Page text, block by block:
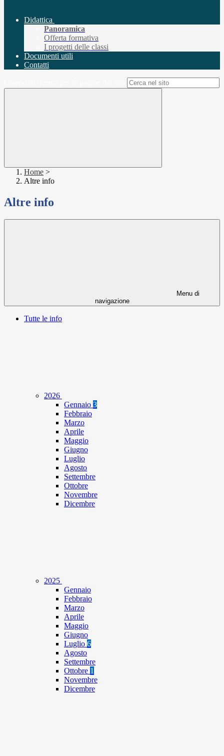
Didattica
Panoramica
Offerta formativa
I progetti delle classi
Documenti utili
Contatti
Home >
Altre info
Altre info
Menu di
navigazione
Tutte le info
2026
Gennaio 3
Febbraio
Marzo
Aprile
Maggio
Giugno
Luglio
Agosto
Settembre
Ottobre
Novembre
Dicembre
2025
Gennaio
Febbraio
Marzo
Aprile
Maggio
Giugno
Luglio 6
Agosto
Settembre
Ottobre 1
Novembre
Dicembre